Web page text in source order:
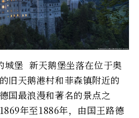
城堡 新天鹅堡坐落在位于奥
旧天鹅港村和菲森镇附近的
国最浪漫和著名的景点之
年至1886年，由国王路德